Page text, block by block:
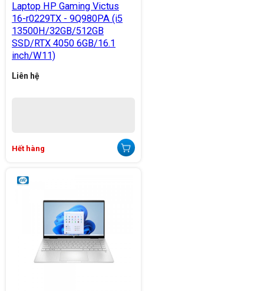
Laptop HP Gaming Victus
16-r0229TX - 9Q980PA (i5
13500H/32GB/512GB
SSD/RTX 4050 6GB/16.1
inch/W11)
Liên hệ
Hết hàng